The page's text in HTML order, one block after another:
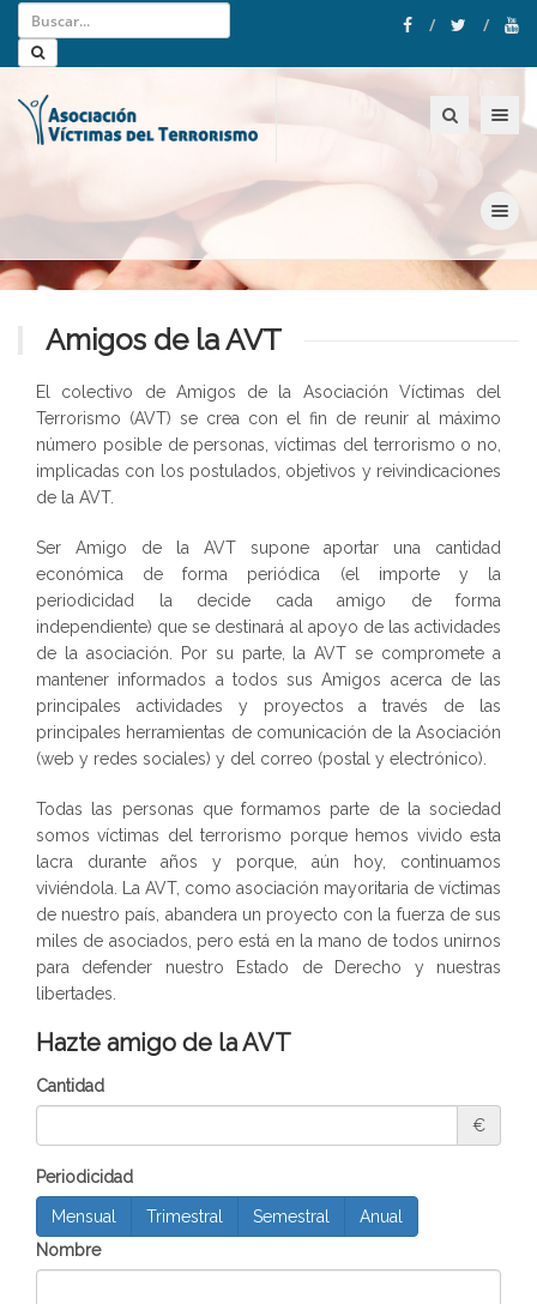
Toggle
Amigos de la AVT
El colectivo de Amigos de la Asociación Víctimas del
Terrorismo (AVT) se crea con el fin de reunir al máximo
número posible de personas, víctimas del terrorismo o no,
implicadas con los postulados, objetivos y reivindicaciones
de la AVT.
Ser Amigo de la AVT supone aportar una cantidad
económica de forma periódica (el importe y la
periodicidad la decide cada amigo de forma
independiente) que se destinará al apoyo de las actividades
de la asociación. Por su parte, la AVT se compromete a
mantener informados a todos sus Amigos acerca de las
principales actividades y proyectos a través de las
principales herramientas de comunicación de la Asociación
(web y redes sociales) y del correo (postal y electrónico).
Todas las personas que formamos parte de la sociedad
somos víctimas del terrorismo porque hemos vivido esta
lacra durante años y porque, aún hoy, continuamos
viviéndola. La AVT, como asociación mayoritaria de víctimas
de nuestro país, abandera un proyecto con la fuerza de sus
miles de asociados, pero está en la mano de todos unirnos
para defender nuestro Estado de Derecho y nuestras
libertades.
Hazte amigo de la AVT
Cantidad
€
Periodicidad
Mensual Trimestral Semestral
Anual
Nombre